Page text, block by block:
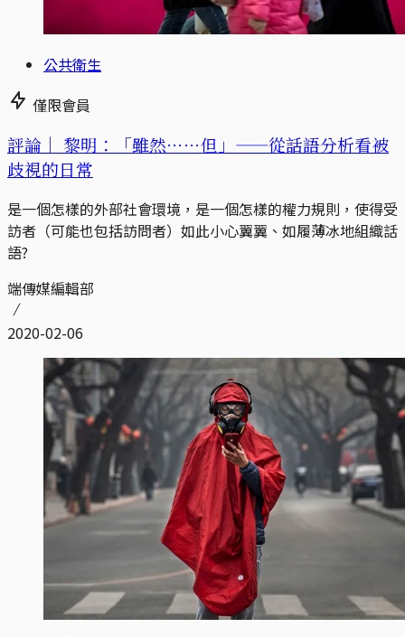
公共衛生
僅限會員
評論｜ 黎明：「雖然⋯⋯但」——從話語分析看被
歧視的日常
是一個怎樣的外部社會環境，是一個怎樣的權力規則，使得受
訪者（可能也包括訪問者）如此小心翼翼、如履薄冰地組織話
語?
端傳媒編輯部
2020-02-06